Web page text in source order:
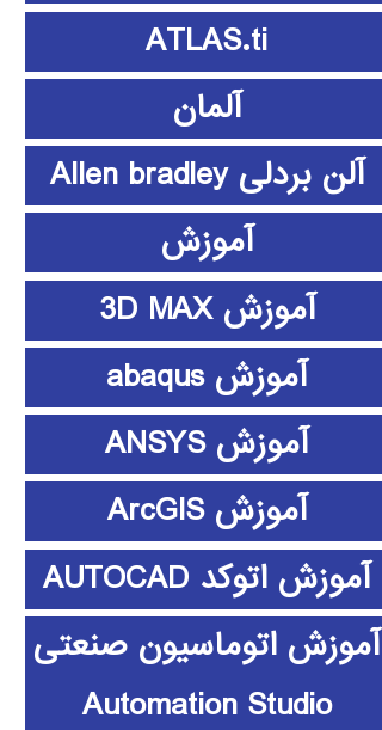
ATLAS.ti
آلمان
آلن بردلی Allen bradley
آموزش
آموزش 3D MAX
آموزش abaqus
آموزش ANSYS
آموزش ArcGIS
آموزش اتوکد AUTOCAD
آموزش اتوماسیون صنعتی
Automation Studio